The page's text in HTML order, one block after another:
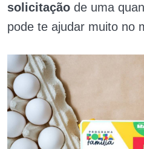
solicitação de uma
pode te ajudar muito no